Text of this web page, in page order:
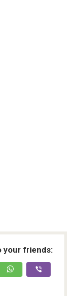
your friends: